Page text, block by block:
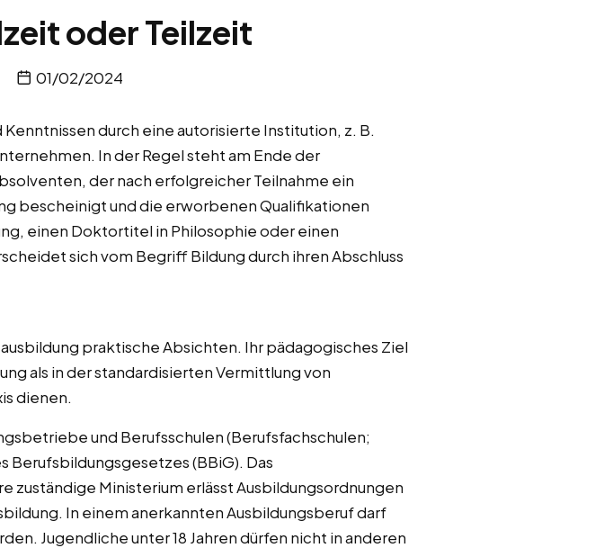
oder Teilzeit
01/02/2024
durch eine autorisierte Institution, z. B.
In der Regel steht am Ende der
der nach erfolgreicher Teilnahme ein
bescheinigt und die erworbenen Qualifikationen
einen Doktortitel in Philosophie oder einen
sich vom Begriff Bildung durch ihren Abschluss
praktische Absichten. Ihr pädagogisches Ziel
als in der standardisierten Vermittlung von
dienen.
und Berufsschulen (Berufsfachschulen;
Berufsbildungsgesetzes (BBiG). Das
zuständige Ministerium erlässt Ausbildungsordnungen
In einem anerkannten Ausbildungsberuf darf
Jugendliche unter 18 Jahren dürfen nicht in anderen